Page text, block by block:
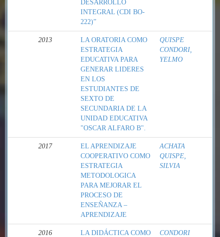
DESARROLLO
INTEGRAL (CDI BO-
222)”
2013
LA ORATORIA COMO
ESTRATEGIA
EDUCATIVA PARA
GENERAR LIDERES
EN LOS
ESTUDIANTES DE
SEXTO DE
SECUNDARIA DE LA
UNIDAD EDUCATIVA
"OSCAR ALFARO B".
QUISPE
CONDORI,
YELMO
2017
EL APRENDIZAJE
COOPERATIVO COMO
ESTRATEGIA
METODOLOGICA
PARA MEJORAR EL
PROCESO DE
ENSEÑANZA –
APRENDIZAJE
ACHATA
QUISPE,
SILVIA
2016
LA DIDÁCTICA COMO
CONDORI